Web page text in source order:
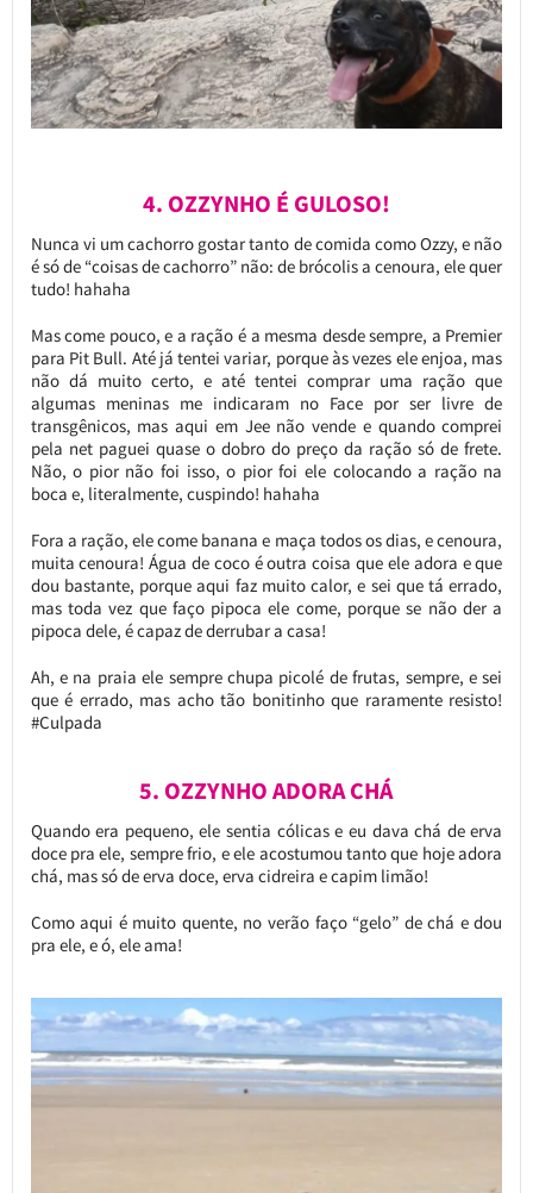
4. OZZYNHO É GULOSO!
Nunca vi um cachorro gostar tanto de comida como Ozzy, e não
é só de “coisas de cachorro” não: de brócolis a cenoura, ele quer
tudo! hahaha
Mas come pouco, e a ração é a mesma desde sempre, a Premier
para Pit Bull. Até já tentei variar, porque às vezes ele enjoa, mas
não dá muito certo, e até tentei comprar uma ração que
algumas meninas me indicaram no Face por ser livre de
transgênicos, mas aqui em Jee não vende e quando comprei
pela net paguei quase o dobro do preço da ração só de frete.
Não, o pior não foi isso, o pior foi ele colocando a ração na
boca e, literalmente, cuspindo! hahaha
Fora a ração, ele come banana e maça todos os dias, e cenoura,
muita cenoura! Água de coco é outra coisa que ele adora e que
dou bastante, porque aqui faz muito calor, e sei que tá errado,
mas toda vez que faço pipoca ele come, porque se não der a
pipoca dele, é capaz de derrubar a casa!
Ah, e na praia ele sempre chupa picolé de frutas, sempre, e sei
que é errado, mas acho tão bonitinho que raramente resisto!
#Culpada
5. OZZYNHO ADORA CHÁ
Quando era pequeno, ele sentia cólicas e eu dava chá de erva
doce pra ele, sempre frio, e ele acostumou tanto que hoje adora
chá, mas só de erva doce, erva cidreira e capim limão!
Como aqui é muito quente, no verão faço “gelo” de chá e dou
pra ele, e ó, ele ama!